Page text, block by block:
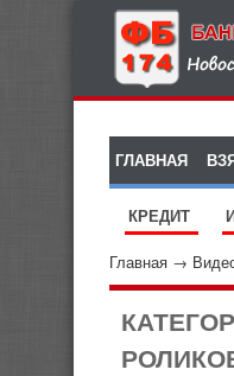
ГЛАВНАЯ
КРЕДИТ
Главная →